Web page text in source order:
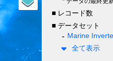
■ レコード数
■ データセット
Marine
全て表示